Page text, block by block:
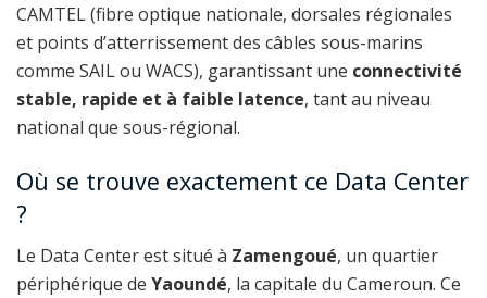
CAMTEL (fibre optique nationale, dorsales régionales
et points d’atterrissement des câbles sous-marins
comme SAIL ou WACS), garantissant une connectivité
stable, rapide et à faible latence, tant au niveau
national que sous-régional.
Où se trouve exactement ce Data Center
?
Le Data Center est situé à Zamengoué, un quartier
périphérique de Yaoundé, la capitale du Cameroun. Ce